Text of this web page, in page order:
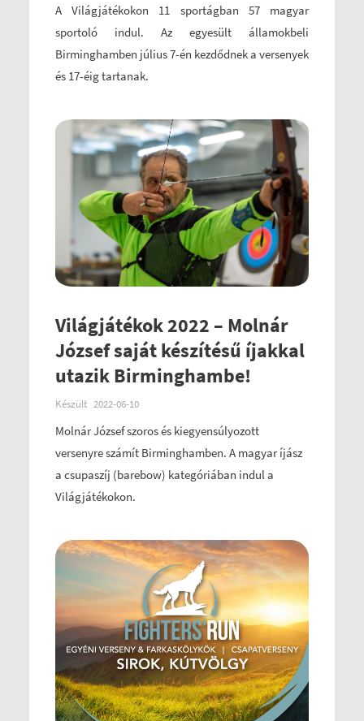
A Világjátékokon 11 sportágban 57 magyar
sportoló indul. Az egyesült államokbeli
Birminghamben július 7-én kezdődnek a versenyek
és 17-éig tartanak.
Világjátékok 2022 – Molnár
József saját készítésű íjakkal
utazik Birminghambe!
Készült 2022-06-10
Molnár József szoros és kiegyensúlyozott
versenyre számít Birminghamben. A magyar íjász
a csupaszíj (barebow) kategóriában indul a
Világjátékokon.